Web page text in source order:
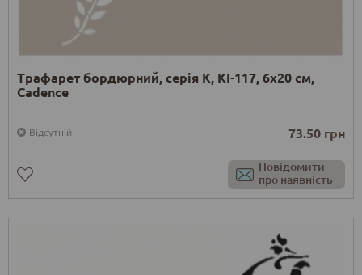
Трафарет бордюрний, серія K, KI-117, 6х20 см,
Cadence
Відсутній 73.50 грн
Повідомити
про наявність